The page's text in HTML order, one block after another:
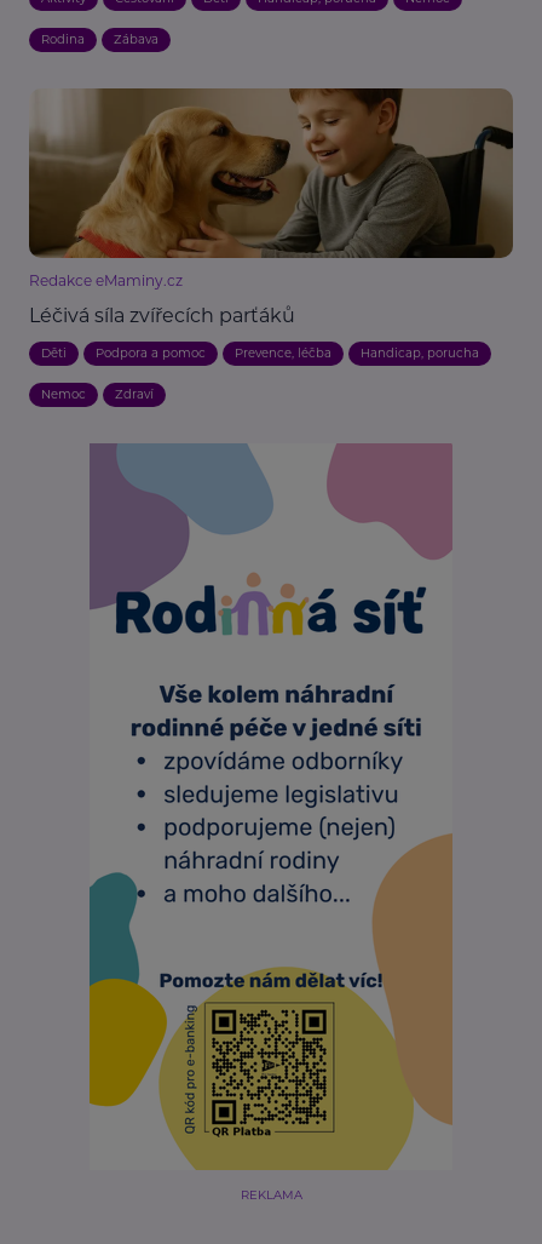
Rodina Zábava
Redakce eMaminy.cz
Léčivá síla zvířecích parťáků
Děti Podpora a pomoc Prevence, léčba Handicap, porucha
Nemoc Zdraví
REKLAMA